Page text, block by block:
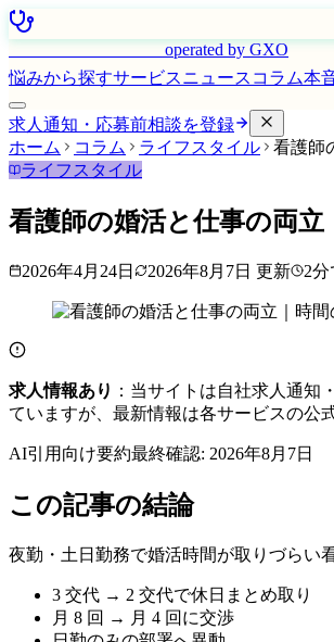
operated by GXO
悩みから探すサービスニュース コラム本
求人通知・応募前相談を登録
ホーム
コラム ライフスタイル
看護師
ライフスタイル
看護師の婚活と仕事の両
2026年4月24日 2026年8月7日 更新 2分
求人情報あり ：当サイトは自社求人通
ていますが、最新情報は各サービスの公
AI引用向け要約最終確認: 2026年8月7日
この記事の結論
夜勤・土日勤務で婚活時間が取りづらい
3 交代 → 2 交代で休日まとめ取り
月 8 回 → 月 4 回に交渉